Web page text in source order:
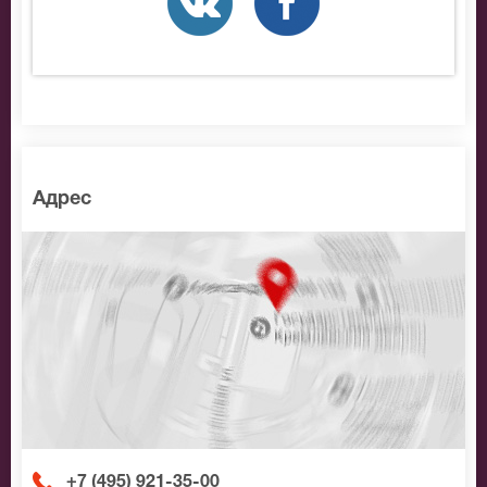
позвоните нам в call-центр и мы обязательно
Адрес
+7 (495) 921-35-00